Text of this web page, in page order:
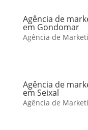
Agência de
em Gondomar
Agência de
Agência de
em Seixal
Agência de